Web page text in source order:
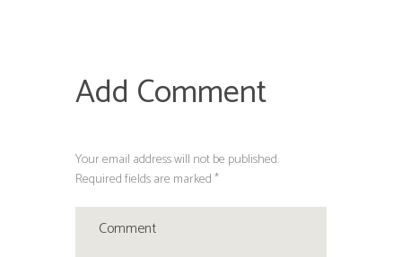
Add Comment
Your email address will not be published.
Required fields are marked *